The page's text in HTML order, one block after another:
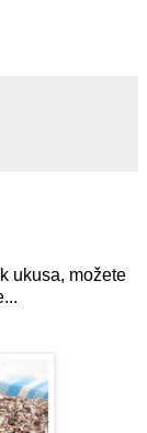
ukusa, možete